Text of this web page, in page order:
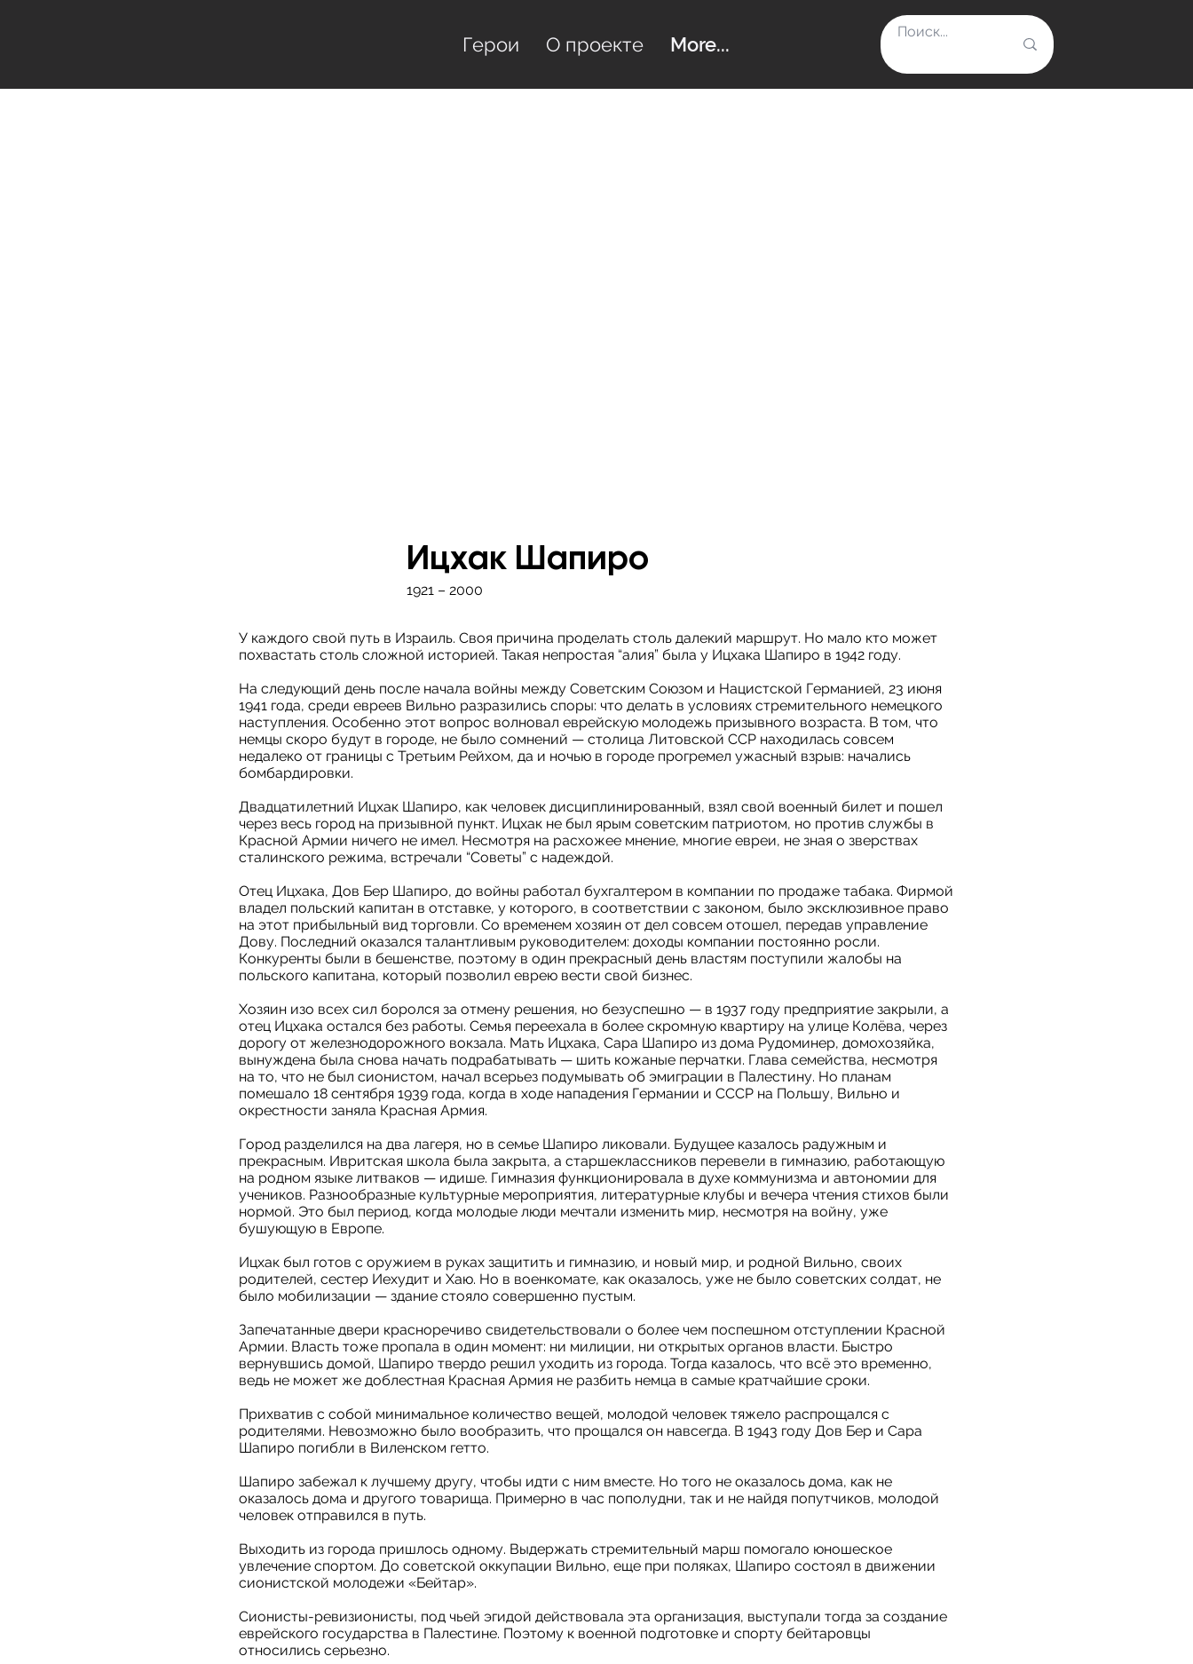
Герои О проекте More...
Ицхак Шапиро
1921 – 2000
У каждого свой путь в Израиль. Своя причина проделать столь далекий маршрут. Но мало кто может
похвастать столь сложной историей. Такая непростая “алия” была у Ицхака Шапиро в 1942 году.
На следующий день после начала войны между Советским Союзом и Нацистской Германией, 23 июня
1941 года, среди евреев Вильно разразились споры: что делать в условиях стремительного немецкого
наступления. Особенно этот вопрос волновал еврейскую молодежь призывного возраста. В том, что
немцы скоро будут в городе, не было сомнений — столица Литовской ССР находилась совсем
недалеко от границы с Третьим Рейхом, да и ночью в городе прогремел ужасный взрыв: начались
бомбардировки.
Двадцатилетний Ицхак Шапиро, как человек дисциплинированный, взял свой военный билет и пошел
через весь город на призывной пункт. Ицхак не был ярым советским патриотом, но против службы в
Красной Армии ничего не имел. Несмотря на расхожее мнение, многие евреи, не зная о зверствах
сталинского режима, встречали “Советы” с надеждой.
Отец Ицхака, Дов Бер Шапиро, до войны работал бухгалтером в компании по продаже табака. Фирмой
владел польский капитан в отставке, у которого, в соответствии с законом, было эксклюзивное право
на этот прибыльный вид торговли. Со временем хозяин от дел совсем отошел, передав управление
Дову. Последний оказался талантливым руководителем: доходы компании постоянно росли.
Конкуренты были в бешенстве, поэтому в один прекрасный день властям поступили жалобы на
польского капитана, который позволил еврею вести свой бизнес.
Хозяин изо всех сил боролся за отмену решения, но безуспешно — в 1937 году предприятие закрыли, а
отец Ицхака остался без работы. Семья переехала в более скромную квартиру на улице Колёва, через
дорогу от железнодорожного вокзала. Мать Ицхака, Сара Шапиро из дома Рудоминер, домохозяйка,
вынуждена была снова начать подрабатывать — шить кожаные перчатки. Глава семейства, несмотря
на то, что не был сионистом, начал всерьез подумывать об эмиграции в Палестину. Но планам
помешало 18 сентября 1939 года, когда в ходе нападения Германии и СССР на Польшу, Вильно и
окрестности заняла Красная Армия.
Город разделился на два лагеря, но в семье Шапиро ликовали. Будущее казалось радужным и
прекрасным. Ивритская школа была закрыта, а старшеклассников перевели в гимназию, работающую
на родном языке литваков — идише. Гимназия функционировала в духе коммунизма и автономии для
учеников. Разнообразные культурные мероприятия, литературные клубы и вечера чтения стихов были
нормой. Это был период, когда молодые люди мечтали изменить мир, несмотря на войну, уже
бушующую в Европе.
Ицхак был готов с оружием в руках защитить и гимназию, и новый мир, и родной Вильно, своих
родителей, сестер Иехудит и Хаю. Но в военкомате, как оказалось, уже не было советских солдат, не
было мобилизации — здание стояло совершенно пустым.
Запечатанные двери красноречиво свидетельствовали о более чем поспешном отступлении Красной
Армии. Власть тоже пропала в один момент: ни милиции, ни открытых органов власти. Быстро
вернувшись домой, Шапиро твердо решил уходить из города. Тогда казалось, что всё это временно,
ведь не может же доблестная Красная Армия не разбить немца в самые кратчайшие сроки.
Прихватив с собой минимальное количество вещей, молодой человек тяжело распрощался с
родителями. Невозможно было вообразить, что прощался он навсегда. В 1943 году Дов Бер и Сара
Шапиро погибли в Виленском гетто.
Шапиро забежал к лучшему другу, чтобы идти с ним вместе. Но того не оказалось дома, как не
оказалось дома и другого товарища. Примерно в час пополудни, так и не найдя попутчиков, молодой
человек отправился в путь.
Выходить из города пришлось одному. Выдержать стремительный марш помогало юношеское
увлечение спортом. До советской оккупации Вильно, еще при поляках, Шапиро состоял в движении
сионистской молодежи «Бейтар».
Сионисты-ревизионисты, под чьей эгидой действовала эта организация, выступали тогда за создание
еврейского государства в Палестине. Поэтому к военной подготовке и спорту бейтаровцы
относились серьезно.